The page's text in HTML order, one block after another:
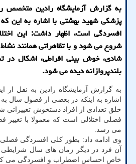
به گزارش آزمایشگاه رادین متخصص
پزشکی شهید بهشتی با اشاره به این که
افسردگی است، اظهار داشت: این
شروع می شود و با تظاهراتی همانند
شادی، خوش بینی افراطی، اشکال در
بلندپروازانه دیده می شود.
به گزارش آزمایشگاه رادین به نقل از
اشاره به اینکه در بعضی از فصول سال
خلق تعدادی از افراد دستخوش تغییراتی
فصلی اختلالی است که معمولا با تغییر
می رسد.
وی ادامه داد: بطور کلی افسردگی
آن فرد در دیگر زمان های سال
خاص احساس اضطراب و افسردگی می